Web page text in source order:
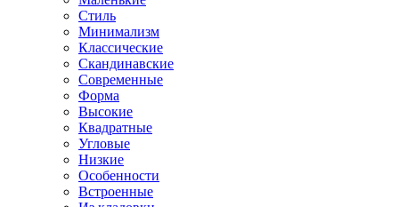
Стиль
Минимализм
Классические
Скандинавские
Современные
Форма
Высокие
Квадратные
Угловые
Низкие
Особенности
Встроенные